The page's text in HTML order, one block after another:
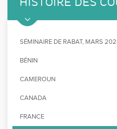
SÉMINAIRE DE RABAT, MARS
BÉNIN
CAMEROUN
CANADA
FRANCE